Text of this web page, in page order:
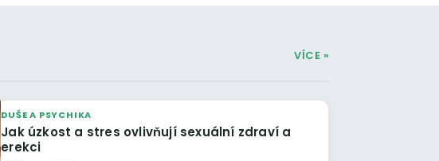
VÍCE »
DUŠE A PSYCHIKA
Jak úzkost a stres ovlivňují sexuální zdraví a
erekci